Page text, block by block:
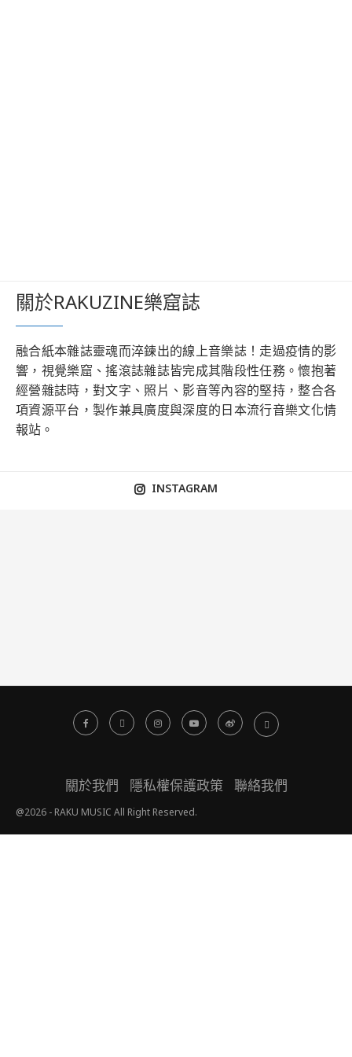
關於RAKUZINE樂窟誌
融合紙本雜誌靈魂而淬鍊出的線上音樂誌！走過疫情的影
響，視覺樂窟、搖滾誌雜誌皆完成其階段性任務。懷抱著
經營雜誌時，對文字、照片、影音等內容的堅持，整合各
項資源平台，製作兼具廣度與深度的日本流行音樂文化情
報站。
INSTAGRAM
關於我們 隱私權保護政策 聯絡我們
@2026 - RAKU MUSIC All Right Reserved.